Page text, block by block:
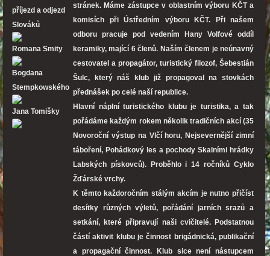
příjezd a odjezd
Slováků
Romana Smity
Bogdana
Stempkowského
Jana Tomišky
stránek. Máme zástupce v oblastním výboru KČT a
komisích při Ústředním výboru KČT. Při našem
odboru pracuje pod vedením Hany Volfové oddíl
keramiky, mající 6 členů. Naším členem je neúnavný
cestovatel a propagátor, turistický filozof, Šebestián
Šulc, který náš klub již propagoval na stovkách
přednášek po celé naší republice.
Hlavní náplní turistického klubu je turistika, a tak
pořádáme každým rokem několik tradičních akcí (35
Novoroční výstup na Vlčí horu, Nejsevernější zimní
táboření, Pohádkový les a pochody Skalními hrádky
Labských pískovců). Proběhlo i 14 ročníků Cyklo
Žďárské vrchy.
K těmto každoročním stálým akcím je nutno přičíst
desítky různých výletů, pořádání jarních srazů a
setkání, které připravují naši cvičitelé. Podstatnou
částí aktivit klubu je činnost brigádnická, publikační
a propagační činnost. Klub sice není nástupcem